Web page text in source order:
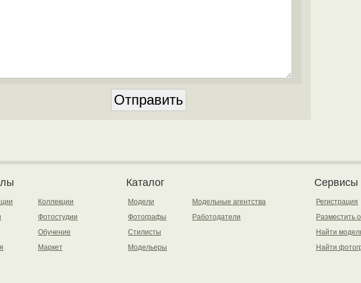
Коллекции
Фотостудии
Обучение
Маркет
Каталог
Модели
Фотографы
Стилисты
Модельеры
Модельные агентства
Работодатели
Сервисы
Регистрация
Разместить
Найти
Найти